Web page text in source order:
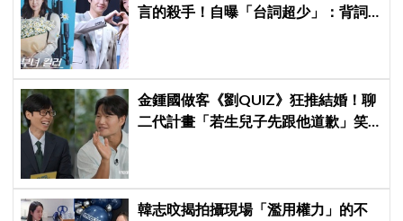
言的殺手！自曝「台詞超少」：背詞
金鍾國做客《劉QUIZ》狂推結婚！聊
二代計畫「若生兒子先跟他道歉」笑
韓志旼揭拍攝現場「濫用權力」的不